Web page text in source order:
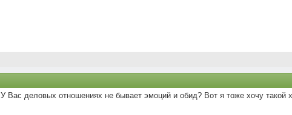
У Вас деловых отношениях не бывает эмоций и обид? Вот я тоже хочу такой